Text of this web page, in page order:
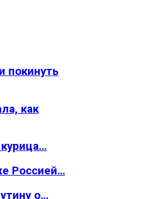
покинуть
как
Россией…
о…